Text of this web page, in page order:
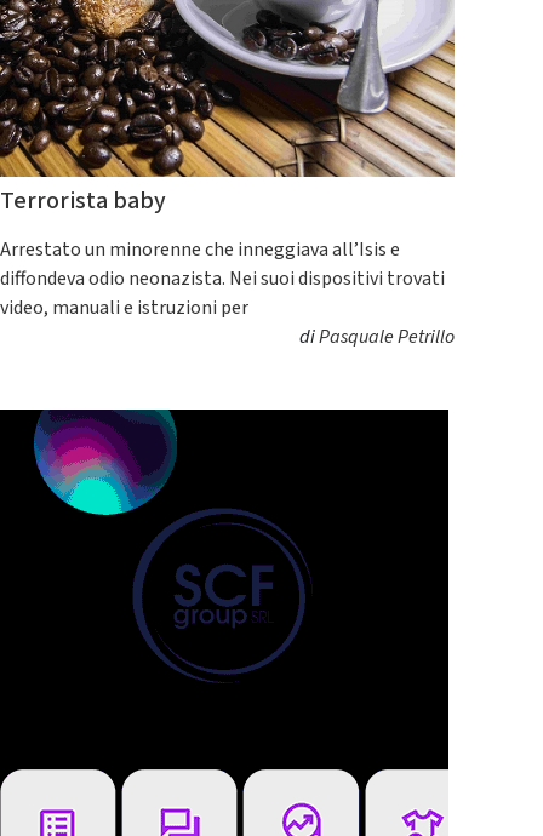
Terrorista baby
Arrestato un minorenne che inneggiava all’Isis e
diffondeva odio neonazista. Nei suoi dispositivi trovati
video, manuali e istruzioni per
diPasquale Petrillo